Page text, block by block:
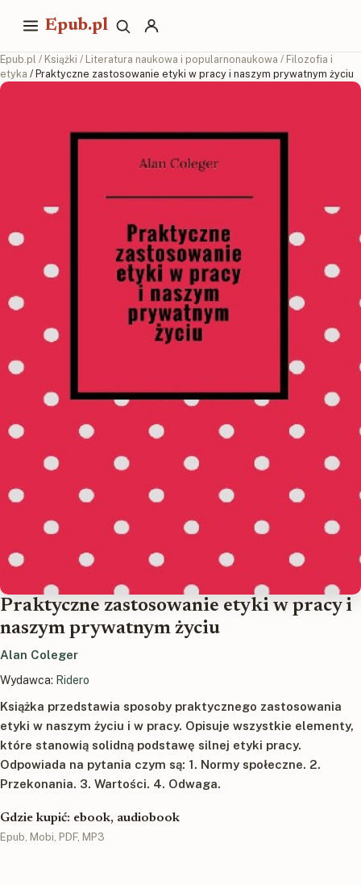
Epub.pl
Epub.pl / Książki / Literatura naukowa i popularnonaukowa / Filozofia i
etyka / Praktyczne zastosowanie etyki w pracy i naszym prywatnym życiu
Praktyczne zastosowanie etyki w pracy i
naszym prywatnym życiu
Alan Coleger
Wydawca: Ridero
Książka przedstawia sposoby praktycznego zastosowania
etyki w naszym życiu i w pracy. Opisuje wszystkie elementy,
które stanowią solidną podstawę silnej etyki pracy.
Odpowiada na pytania czym są: 1. Normy społeczne. 2.
Przekonania. 3. Wartości. 4. Odwaga.
Gdzie kupić: ebook, audiobook
Epub, Mobi, PDF, MP3